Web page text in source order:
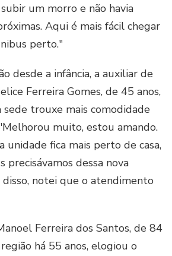
um morro e não havia
Aqui é mais fácil chegar
perto."
desde a infância, a auxiliar de
Ferreira Gomes, de 45 anos,
sede trouxe mais comodidade
muito, estou amando.
unidade fica mais perto de casa,
precisávamos dessa nova
notei que o atendimento
Ferreira dos Santos, de 84
há 55 anos, elogiou o